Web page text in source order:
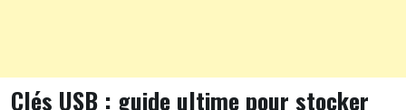
Clés USB : guide ultime pour stocker